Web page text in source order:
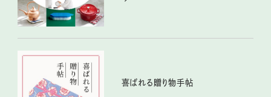
喜ばれる贈り物手帖